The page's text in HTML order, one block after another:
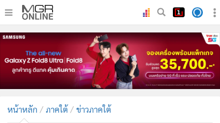
• หน้าหลัก
ทันเหตุการณ์
ภาคใต้
• ภูมิภาค
• บันเทิง
หน้าหลัก ภาคใต้ ข่าวภาคใต้